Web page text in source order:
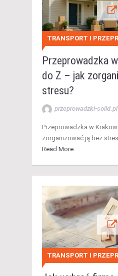
TRANSPORT I
Przeprowadzka
do Z – jak
stresu?
przeprowadzki-solid.pl
Przeprowadzka w
zorganizować ją bez
Read More
TRANSPORT I